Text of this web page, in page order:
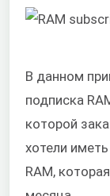
В данном
подписка
которой
хотели
RAM,